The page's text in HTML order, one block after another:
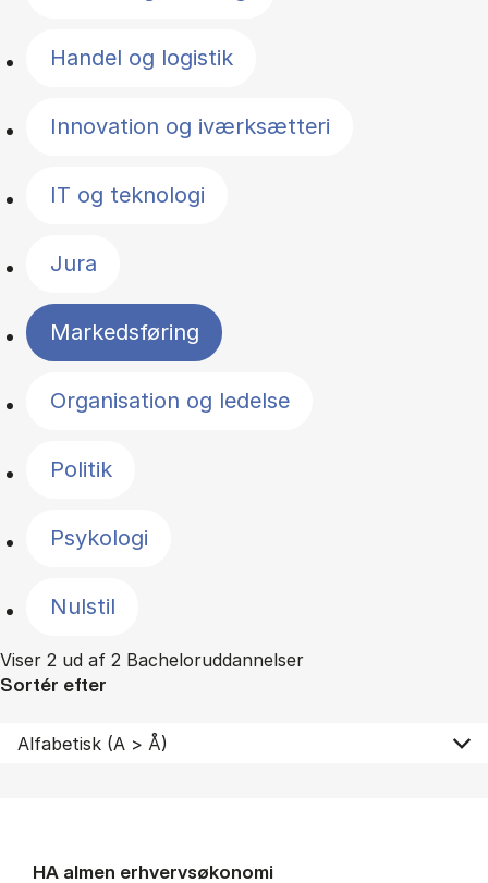
Handel og logistik
Innovation og iværksætteri
IT og teknologi
Jura
Markedsføring
Organisation og ledelse
Politik
Psykologi
Nulstil
Viser 2 ud af 2 Bacheloruddannelser
Sortér efter
HA al­men erhvervs­økonomi